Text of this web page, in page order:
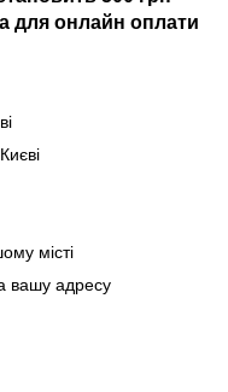
для онлайн оплати
місті
вашу адресу